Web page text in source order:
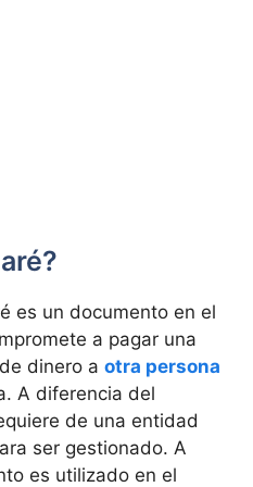
es un documento en el
a pagar una
dinero a otra persona
A diferencia del
de una entidad
ser gestionado. A
es utilizado en el